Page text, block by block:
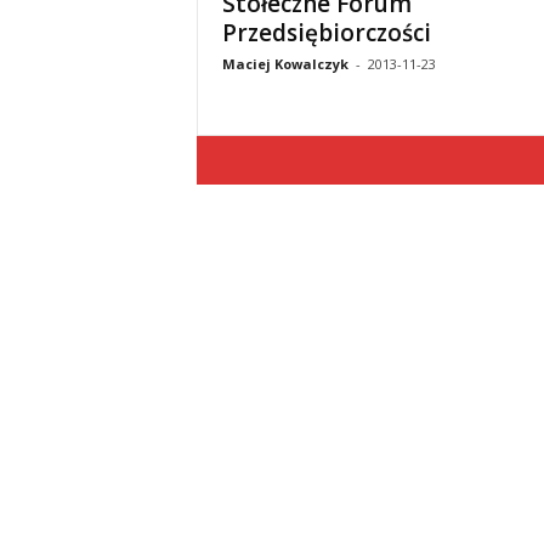
Przedsiębiorczości
Maciej Kowalczyk - 2013-11-23